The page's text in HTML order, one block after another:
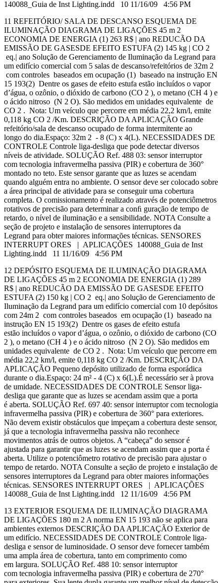
140088_Guia de Inst Lighting.indd 10 11/16/09 4:56 PM
11 REFEITÓRIO/ SALA DE DESCANSO ESQUEMA DE
ILUMINAÇÃO DIAGRAMA DE LIGAÇÕES 45 m 2
ECONOMIA DE ENERGIA (1) 263 R$ | ano REDUCÃO DA
EMISSÃO DE GASESDE EFEITO ESTUFA (2) 145 kg | CO 2
eq.| ano Solução de Gerenciamento de Iluminação da Legrand para
um edifício comercial com 5 salas de descanso/refeitórios de 32m 2
com controles baseados em ocupação (1) baseado na instrução EN
15 193(2) Dentre os gases de efeito estufa estão incluídos o vapor
d’água, o ozônio, o dióxido de carbono (CO 2 ), o metano (CH 4 ) e
o ácido nitroso (N 2 O). São medidos em unidades equivalente de
CO 2 . Nota: Um veículo que percorre em média 22,2 km/l, emite
0,118 kg CO 2 /Km. DESCRIÇÃO DA APLICAÇÃO Grande
refeitório/sala de descanso ocupado de forma intermitente ao
longo do dia.Espaço: 32m 2 - 8 (C) x 4(L). NECESSIDADES DE
CONTROLE Controle liga-desliga que pode detectar diversos
níveis de atividade. SOLUÇÃO Ref. 488 03: sensor interruptor
com tecnologia infravermelha passiva (PIR) e cobertura de 360°
montado no teto. Este sensor garante que as luzes se acendam
quando alguém entra no ambiente. O sensor deve ser colocado sobre
a área principal de atividade para se conseguir uma cobertura
completa. O comissionamento é realizado através de potenciômetros
rotativos de precisão para determinar a conﬁ guração de tempo de
retardo, o nível de iluminação e a sensibilidade. NOTA Consulte a
seção de projeto e instalação de sensores interruptores da
Legrand para obter maiores informações técnicas. SENSORES
INTERRUPT ORES | APLICAÇÕES 140088_Guia de Inst
Lighting.indd 11 11/16/09 4:56 PM
12 DEPÓSITO ESQUEMA DE ILUMINAÇÃO DIAGRAMA
DE LIGAÇÕES 45 m 2 ECONOMIA DE ENERGIA (1) 289
R$ | ano REDUCÃO DA EMISSÃO DE GASESDE EFEITO
ESTUFA (2) 150 kg | CO 2 eq.| ano Solução de Gerenciamento de
Iluminação da Legrand para um edifício comercial com 10 depósitos
com 24m 2 com controles baseados em ocupação (1) baseado na
instrução EN 15 193(2) Dentre os gases de efeito estufa
estão incluídos o vapor d’água, o ozônio, o dióxido de carbono (CO
2 ), o metano (CH 4 ) e o ácido nitroso (N 2 O). São medidos em
unidades equivalente de CO 2 . Nota: Um veículo que percorre em
média 22,2 km/l, emite 0,118 kg CO 2 /Km. DESCRIÇÃO DA
APLICAÇÃO Pequeno depósito utilizado de forma esporádica
durante o dia.Espaço: 24 m² - 4 (C) x 6(L).É necessário ser à prova
de umidade. NECESSIDADES DE CONTROLE Sensor liga-
desliga que garante que as luzes se acendam assim que a porta
é aberta. SOLUÇÃO Ref. 697 40: sensor interruptor com tecnologia
infravermelha passiva (PIR) e cobertura de 360° para exteriores.
Não devem existir obstáculos que impeçam a cobertura deste sensor,
já que a tecnologia infravermelha passiva não reconhece
movimentos atrás de outros objetos. A “cabeça” do sensor é
ajustada para garantir que as luzes se acendam assim que a porta é
aberta. Utilize o potenciômetro rotativo de precisão para ajustar o
tempo de retardo. NOTA Consulte a seção de projeto e instalação de
sensores interruptores da Legrand para obter maiores informações
técnicas. SENSORES INTERRUPT ORES | APLICAÇÕES
140088_Guia de Inst Lighting.indd 12 11/16/09 4:56 PM
13 EXTERIOR ESQUEMA DE ILUMINAÇÃO DIAGRAMA
DE LIGAÇÕES 180 m 2 A norma EN 15 193 não se aplica para
ambientes externos DESCRIÇÃO DA APLICAÇÃO Exterior de
um edifício. NECESSIDADES DE CONTROLE Controle liga-
desliga e sensor de luminosidade. O sensor deve fornecer também
uma ampla área de cobertura, tanto em comprimento como
em largura. SOLUÇÃO Ref. 488 10: sensor interruptor
com tecnologia infravermelha passiva (PIR) e cobertura de 270°